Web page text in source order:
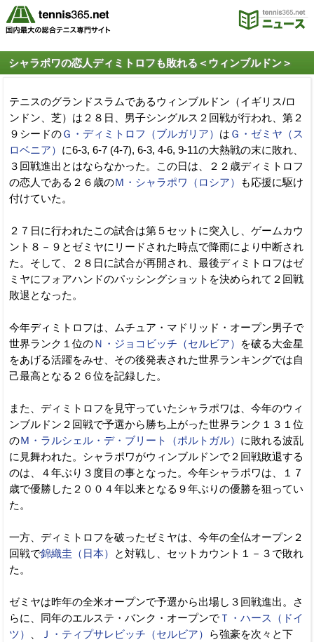
シャラポワの恋人ディミトロフも敗れる＜ウィンブルドン＞
テニスのグランドスラムであるウィンブルドン（イギリス/ロ
ンドン、芝）は２８日、男子シングルス２回戦が行われ、第２
９シードのＧ・ディミトロフ（ブルガリア） は Ｇ・ゼミヤ（ス
ロベニア） に6-3, 6-7 (4-7), 6-3, 4-6, 9-11の大熱戦の末に敗れ、
３回戦進出とはならなかった。この日は、２２歳ディミトロフ
の恋人である２６歳のＭ・シャラポワ（ロシア）
も応援に駆け
付けていた。
２７日に行われたこの試合は第５セットに突入し、ゲームカウ
ント８－９とゼミヤにリードされた時点で降雨により中断され
た。そして、２８日に試合が再開され、最後ディミトロフはゼ
ミヤにフォアハンドのパッシングショットを決められて２回戦
敗退となった。
今年ディミトロフは、ムチュア・マドリッド・オープン男子で
世界ランク１位のＮ・ジョコビッチ（セルビア）
を破る大金星
をあげる活躍をみせ、その後発表された世界ランキングでは自
己最高となる２６位を記録した。
また、ディミトロフを見守っていたシャラポワは、今年のウィ
ンブルドン２回戦で予選から勝ち上がった世界ランク１３１位
のＭ・ラルシェル・デ・ブリート（ポルトガル） に敗れる波乱
に見舞われた。シャラポワがウィンブルドンで２回戦敗退する
のは、４年ぶり３度目の事となった。今年シャラポワは、１７
歳で優勝した２００４年以来となる９年ぶりの優勝を狙ってい
た。
一方、ディミトロフを破ったゼミヤは、今年の全仏オープン２
回戦で錦織圭（日本）
と対戦し、セットカウント１－３で敗れ
た。
ゼミヤは昨年の全米オープンで予選から出場し３回戦進出。さ
らに、同年のエルステ・バンク・オープンで Ｔ・ハース（ドイ
ツ）
Ｊ・ティプサレビッチ（セルビア）
ら強豪を次々と下